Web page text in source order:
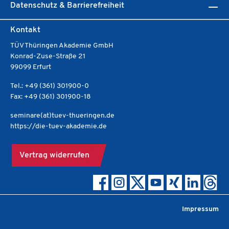
Datenschutz & Barrierefreiheit
Kontakt
TÜV Thüringen Akademie GmbH
Konrad-Zuse-Straße 21
99099 Erfurt
Tel.: +49 (361) 301900-0
Fax: +49 (361) 301900-18
seminare(at)tuev-thueringen.de
https://die-tuev-akademie.de
Vertrag widerrufen
Impressum